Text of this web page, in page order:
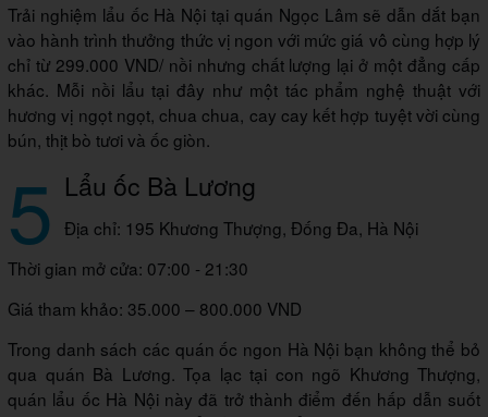
Trải nghiệm lẩu ốc Hà Nội tại quán Ngọc Lâm sẽ dẫn dắt bạn
vào hành trình thưởng thức vị ngon với mức giá vô cùng hợp lý
chỉ từ 299.000 VND/ nồi nhưng chất lượng lại ở một đẳng cấp
khác. Mỗi nồi lẩu tại đây như một tác phẩm nghệ thuật với
hương vị ngọt ngọt, chua chua, cay cay kết hợp tuyệt vời cùng
bún, thịt bò tươi và ốc giòn.
5 Lẩu ốc Bà Lương
Địa chỉ: 195 Khương Thượng, Đống Đa, Hà Nội
Thời gian mở cửa: 07:00 - 21:30
Giá tham khảo: 35.000 – 800.000 VND
Trong danh sách các quán ốc ngon Hà Nội bạn không thể bỏ
qua quán Bà Lương. Tọa lạc tại con ngõ Khương Thượng,
quán lẩu ốc Hà Nội này đã trở thành điểm đến hấp dẫn suốt